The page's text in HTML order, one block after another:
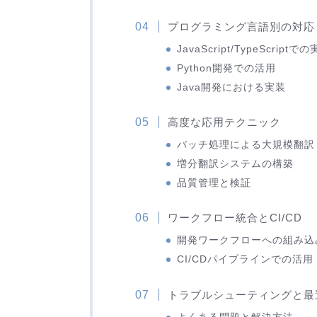
プログラミング言語別の対応
JavaScript/TypeScriptでの
Python開発での活用
Java開発における実装
高度な応用テクニック
バッチ処理による大規模翻訳
増分翻訳システムの構築
品質管理と検証
ワークフロー統合とCI/CD
開発ワークフローへの組み込
CI/CDパイプラインでの活用
トラブルシューティングと最